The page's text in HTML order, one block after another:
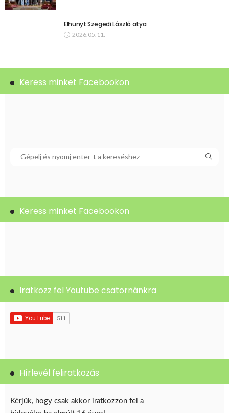
Elhunyt Szegedi László atya
2026.05.11.
Keress minket Facebookon
Keress minket Facebookon
Iratkozz fel Youtube csatornánkra
Hírlevél feliratkozás